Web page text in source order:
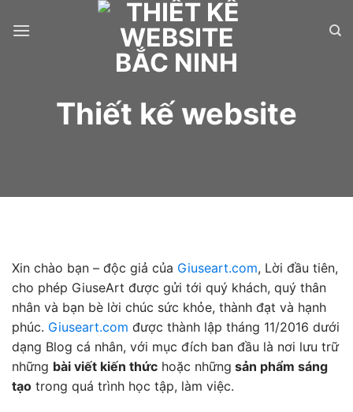
Thiết kế website
Xin chào bạn – độc giả của Giuseart.com, Lời đầu tiên,
cho phép GiuseArt được gửi tới quý khách, quý thân
nhân và bạn bè lời chúc sức khỏe, thành đạt và hạnh
phúc. Giuseart.com được thành lập tháng 11/2016 dưới
dạng Blog cá nhân, với mục đích ban đầu là nơi lưu trữ
những bài viết kiến thức hoặc những sản phẩm sáng
tạo trong quá trình học tập, làm việc.